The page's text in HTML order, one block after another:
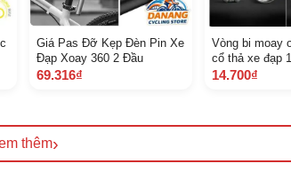
Giá Pas Đỡ Kẹp Đèn Pin Xe
Đạp Xoay 360 2 Đầu
69.316₫
Vòng bi moay
cổ thả xe đạp
14.700₫
thêm›